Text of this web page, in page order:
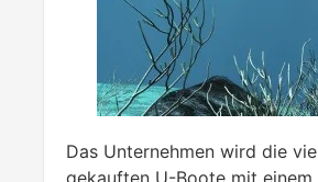
Das Unternehmen wird die
gekauften U-Boote mit